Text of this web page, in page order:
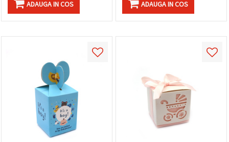
ADAUGA IN COS ADAUGA IN COS